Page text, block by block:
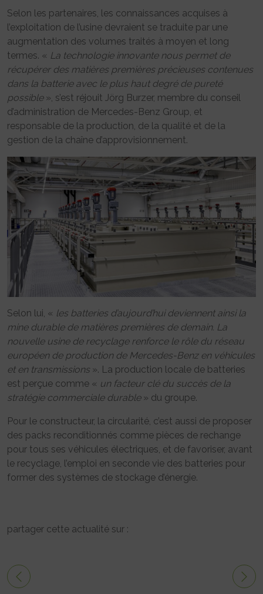
Selon les partenaires, les connaissances acquises à
l’exploitation de l’usine devraient se traduite par une
augmentation des volumes traités à moyen et long
termes. « La technologie innovante nous permet de
récupérer des matières premières précieuses contenues
dans la batterie avec le plus haut degré de pureté
possible», s’est réjouit Jörg Burzer, membre du conseil
d’administration de Mercedes-Benz Group, et
responsable de la production, de la qualité et de la
gestion de la chaîne d’approvisionnement.
Selon lui, « les batteries d’aujourd’hui deviennent ainsi la
mine durable de matières premières de demain. La
nouvelle usine de recyclage renforce le rôle du réseau
européen de production de Mercedes-Benz en véhicules
et en transmissions». La production locale de batteries
est perçue comme « un facteur clé du succès de la
stratégie commerciale durable» du groupe.
Pour le constructeur, la circularité, c’est aussi de proposer
des packs reconditionnés comme pièces de rechange
pour tous ses véhicules électriques, et de favoriser, avant
le recyclage, l’emploi en seconde vie des batteries pour
former des systèmes de stockage d’énergie.
partager cette actualité sur :